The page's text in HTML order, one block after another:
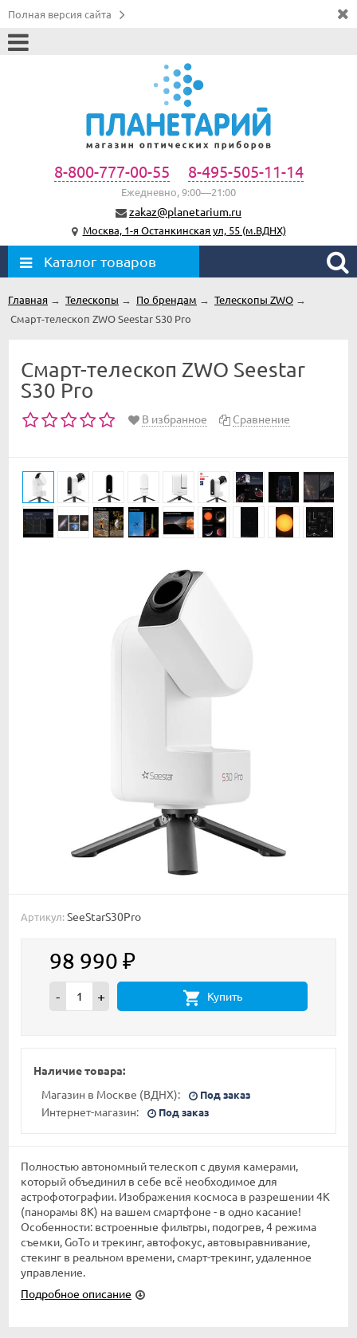
Полная версия сайта
8-800-777-00-55 8-495-505-11-14
Ежедневно, 9:00—21:00
zakaz@planetarium.ru
Москва, 1-я Останкинская ул, 55 (м.ВДНХ)
Каталог товаров
Главная → Телескопы → По брендам → Телескопы ZWO →
Смарт-телескоп ZWO Seestar S30 Pro
Смарт-телескоп ZWO Seestar
S30 Pro
В избранное Сравнение
Артикул: SeeStarS30Pro
98 990 ₽
- + Купить
Наличие товара:
Магазин в Москве (ВДНХ):
Под заказ
Интернет-магазин: Под заказ
Полностью автономный телескоп с двумя камерами,
который объединил в себе всё необходимое для
астрофотографии. Изображения космоса в разрешении 4K
(панорамы 8K) на вашем смартфоне - в одно касание!
Особенности: встроенные фильтры, подогрев, 4 режима
съемки, GoTo и трекинг, автофокус, автовыравнивание,
стекинг в реальном времени, смарт-трекинг, удаленное
управление.
Подробное описание